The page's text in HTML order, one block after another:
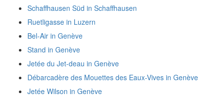
Schaffhausen Süd in Schaffhausen
Ruetligasse in Luzern
Bel-Air in Genève
Stand in Genève
Jetée du Jet-deau in Genève
Débarcadère des Mouettes des Eaux-Vives in Genève
Jetée Wilson in Genève